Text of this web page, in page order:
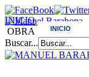
INICIO
INICIO
OBRA
Buscar...